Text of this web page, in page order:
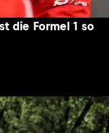
die Formel 1 so